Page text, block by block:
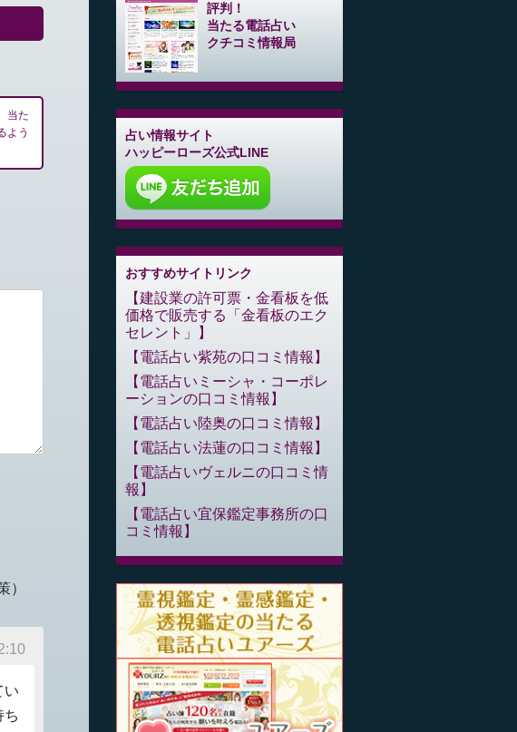
当た
よう
）
い
ち
評判！
当たる電話占い
クチコミ情報局
占い情報サイト
ハッピーローズ公式LINE
おすすめサイトリンク
建設業の許可票・金看板を低
価格で販売する「金看板のエク
セレント」
電話占い紫苑の口コミ情報
電話占いミーシャ・コーポレ
ーションの口コミ情報
電話占い陸奥の口コミ情報
電話占い法蓮の口コミ情報
電話占いヴェルニの口コミ情
報
電話占い宜保鑑定事務所の口
コミ情報